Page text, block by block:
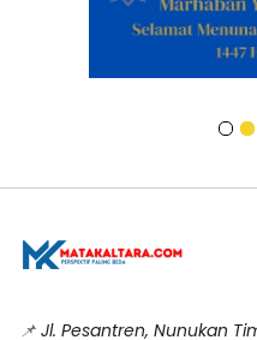
📌 Jl. Pesantren, Nunukan